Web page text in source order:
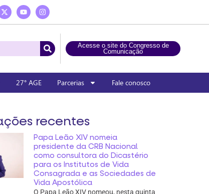
Acesse o site do Congresso de
Comunicação
27° AGE Parcerias Fale conosco
recentes
Papa Leão XIV nomeia
presidente da CRB Nacional
como consultora do Dicastério
para os Institutos de Vida
Consagrada e as Sociedades de
Vida Apostólica
O Papa Leão XIV nomeou, nesta quinta